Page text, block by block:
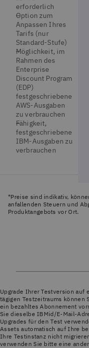
erforderlich
Option zum
Anpassen Ihres
Tarifs (nur
Standard-Stufe)
Möglichkeit, im
Rahmen des
Enterprise
Discount Program
(EDP)
festgeschriebene
AWS-Ausgaben
zu verbrauchen
Fähigkeit,
festgeschriebene
IBM-Ausgaben zu
verbrauchen
*Preise sind indikativ,
anfallenden Steuern und
Produktangebots vor Ort.
Upgrade Ihrer Testversion auf
tägigen Testzeitraums können
ein bezahltes Abonnement
Sie dieselbe IBMid/E-Mail-
Upgrades für den Test
Assets automatisch auf Ihre
Ihre Testinstanz nicht
verwenden Sie bitte eine